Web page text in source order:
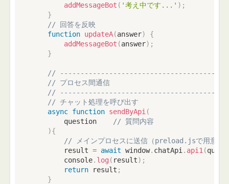
addMessageBot ( '考え中です...' ) ;
}
// 回答を反映
function updateA(answer)
{
addMessageBot (answer) ;
}
// -----------------------------------------
// プロセス間通信
// -----------------------------------------
// チャット処理を呼び出す
async function sendByApi (
        question
// 質問内容
){
// メインプロセスに送信（preload.jsで用意
        result
= await window. chatApi . api1 (
        console
. log ( result) ;
return result ;
}